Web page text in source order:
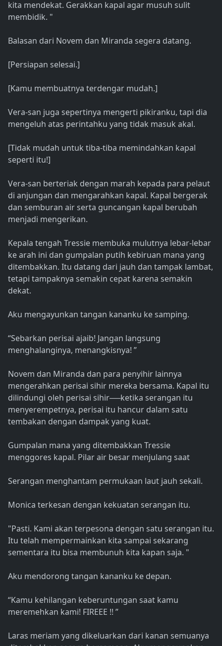
kita mendekat. Gerakkan kapal agar musuh sulit
membidik. "
Balasan dari Novem dan Miranda segera datang.
[Persiapan selesai.]
[Kamu membuatnya terdengar mudah.]
Vera-san juga sepertinya mengerti pikiranku, tapi dia
mengeluh atas perintahku yang tidak masuk akal.
[Tidak mudah untuk tiba-tiba memindahkan kapal
seperti itu!]
Vera-san berteriak dengan marah kepada para pelaut
di anjungan dan mengarahkan kapal. Kapal bergerak
dan semburan air serta guncangan kapal berubah
menjadi mengerikan.
Kepala tengah Tressie membuka mulutnya lebar-lebar
ke arah ini dan gumpalan putih kebiruan mana yang
ditembakkan. Itu datang dari jauh dan tampak lambat,
tetapi tampaknya semakin cepat karena semakin
dekat.
Aku mengayunkan tangan kananku ke samping.
“Sebarkan perisai ajaib! Jangan langsung
menghalanginya, menangkisnya! ”
Novem dan Miranda dan para penyihir lainnya
mengerahkan perisai sihir mereka bersama. Kapal itu
dilindungi oleh perisai sihir──ketika serangan itu
menyerempetnya, perisai itu hancur dalam satu
tembakan dengan dampak yang kuat.
Gumpalan mana yang ditembakkan Tressie
menggores kapal. Pilar air besar menjulang saat
Serangan menghantam permukaan laut jauh sekali.
Monica terkesan dengan kekuatan serangan itu.
"Pasti. Kami akan terpesona dengan satu serangan itu.
Itu telah mempermainkan kita sampai sekarang
sementara itu bisa membunuh kita kapan saja. "
Aku mendorong tangan kananku ke depan.
“Kamu kehilangan keberuntungan saat kamu
meremehkan kami! FIREEE !! ”
Laras meriam yang dikeluarkan dari kanan semuanya